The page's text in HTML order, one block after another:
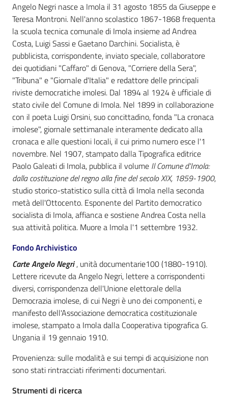
Scopri
i
contenuti
Risorse
online
Casa
Piani
Archivio
storico
Patto
per
la
lettura
Seguici
Angelo Negri nasce a Imola il 31 agosto 1855 da Giuseppe e
Teresa Montroni. Nell'anno scolastico 1867-1868 frequenta
la scuola tecnica comunale di Imola insieme ad Andrea
Costa, Luigi Sassi e Gaetano Darchini. Socialista, è
pubblicista, corrispondente, inviato speciale, collaboratore
dei quotidiani "Caffaro" di Genova, "Corriere della Sera",
"Tribuna" e "Giornale d'Italia" e redattore delle principali
riviste democratiche imolesi. Dal 1894 al 1924 è ufficiale di
stato civile del Comune di Imola. Nel 1899 in collaborazione
con il poeta Luigi Orsini, suo concittadino, fonda "La cronaca
imolese", giornale settimanale interamente dedicato alla
cronaca e alle questioni locali, il cui primo numero esce l'1
novembre. Nel 1907, stampato dalla Tipografica editrice
Paolo Galeati di Imola, pubblica il volume Il Comune d'Imola:
dalla costituzione del regno alla fine del secolo XIX, 1859-1900,
studio storico-statistico sulla città di Imola nella seconda
metà dell'Ottocento. Esponente del Partito democratico
socialista di Imola, affianca e sostiene Andrea Costa nella
sua attività politica. Muore a Imola l'1 settembre 1932.
Fondo Archivistico
Carte Angelo Negri, unità documentarie100 (1880-1910).
Lettere ricevute da Angelo Negri, lettere a corrispondenti
diversi, corrispondenza dell'Unione elettorale della
Democrazia imolese, di cui Negri è uno dei componenti, e
manifesto dell'Associazione democratica costituzionale
imolese, stampato a Imola dalla Cooperativa tipografica G.
Ungania il 19 gennaio 1910.
Provenienza: sulle modalità e sui tempi di acquisizione non
sono stati rintracciati riferimenti documentari.
Strumenti di ricerca